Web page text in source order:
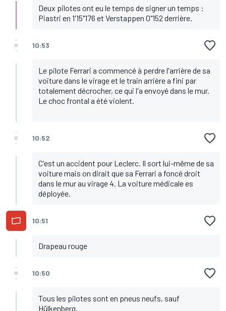
Deux pilotes ont eu le temps de signer un temps :
Piastri en 1'15"176 et Verstappen 0"152 derrière.
10:53
Le pilote Ferrari a commencé à perdre l'arrière de sa
voiture dans le virage et le train arrière a fini par
totalement décrocher, ce qui l'a envoyé dans le mur.
Le choc frontal a été violent.
10:52
C'est un accident pour Leclerc. Il sort lui-même de sa
voiture mais on dirait que sa Ferrari a foncé droit
dans le mur au virage 4. La voiture médicale es
déployée.
10:51
Drapeau rouge
10:50
Tous les pilotes sont en pneus neufs, sauf
Hülkenberg.